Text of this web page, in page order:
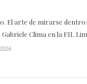
El arte de mirarse
Gabriele Clima en la FIL